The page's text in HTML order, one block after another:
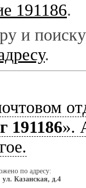
191186.
и
.
191186».
по адресу:
ул. Казанская, д.4